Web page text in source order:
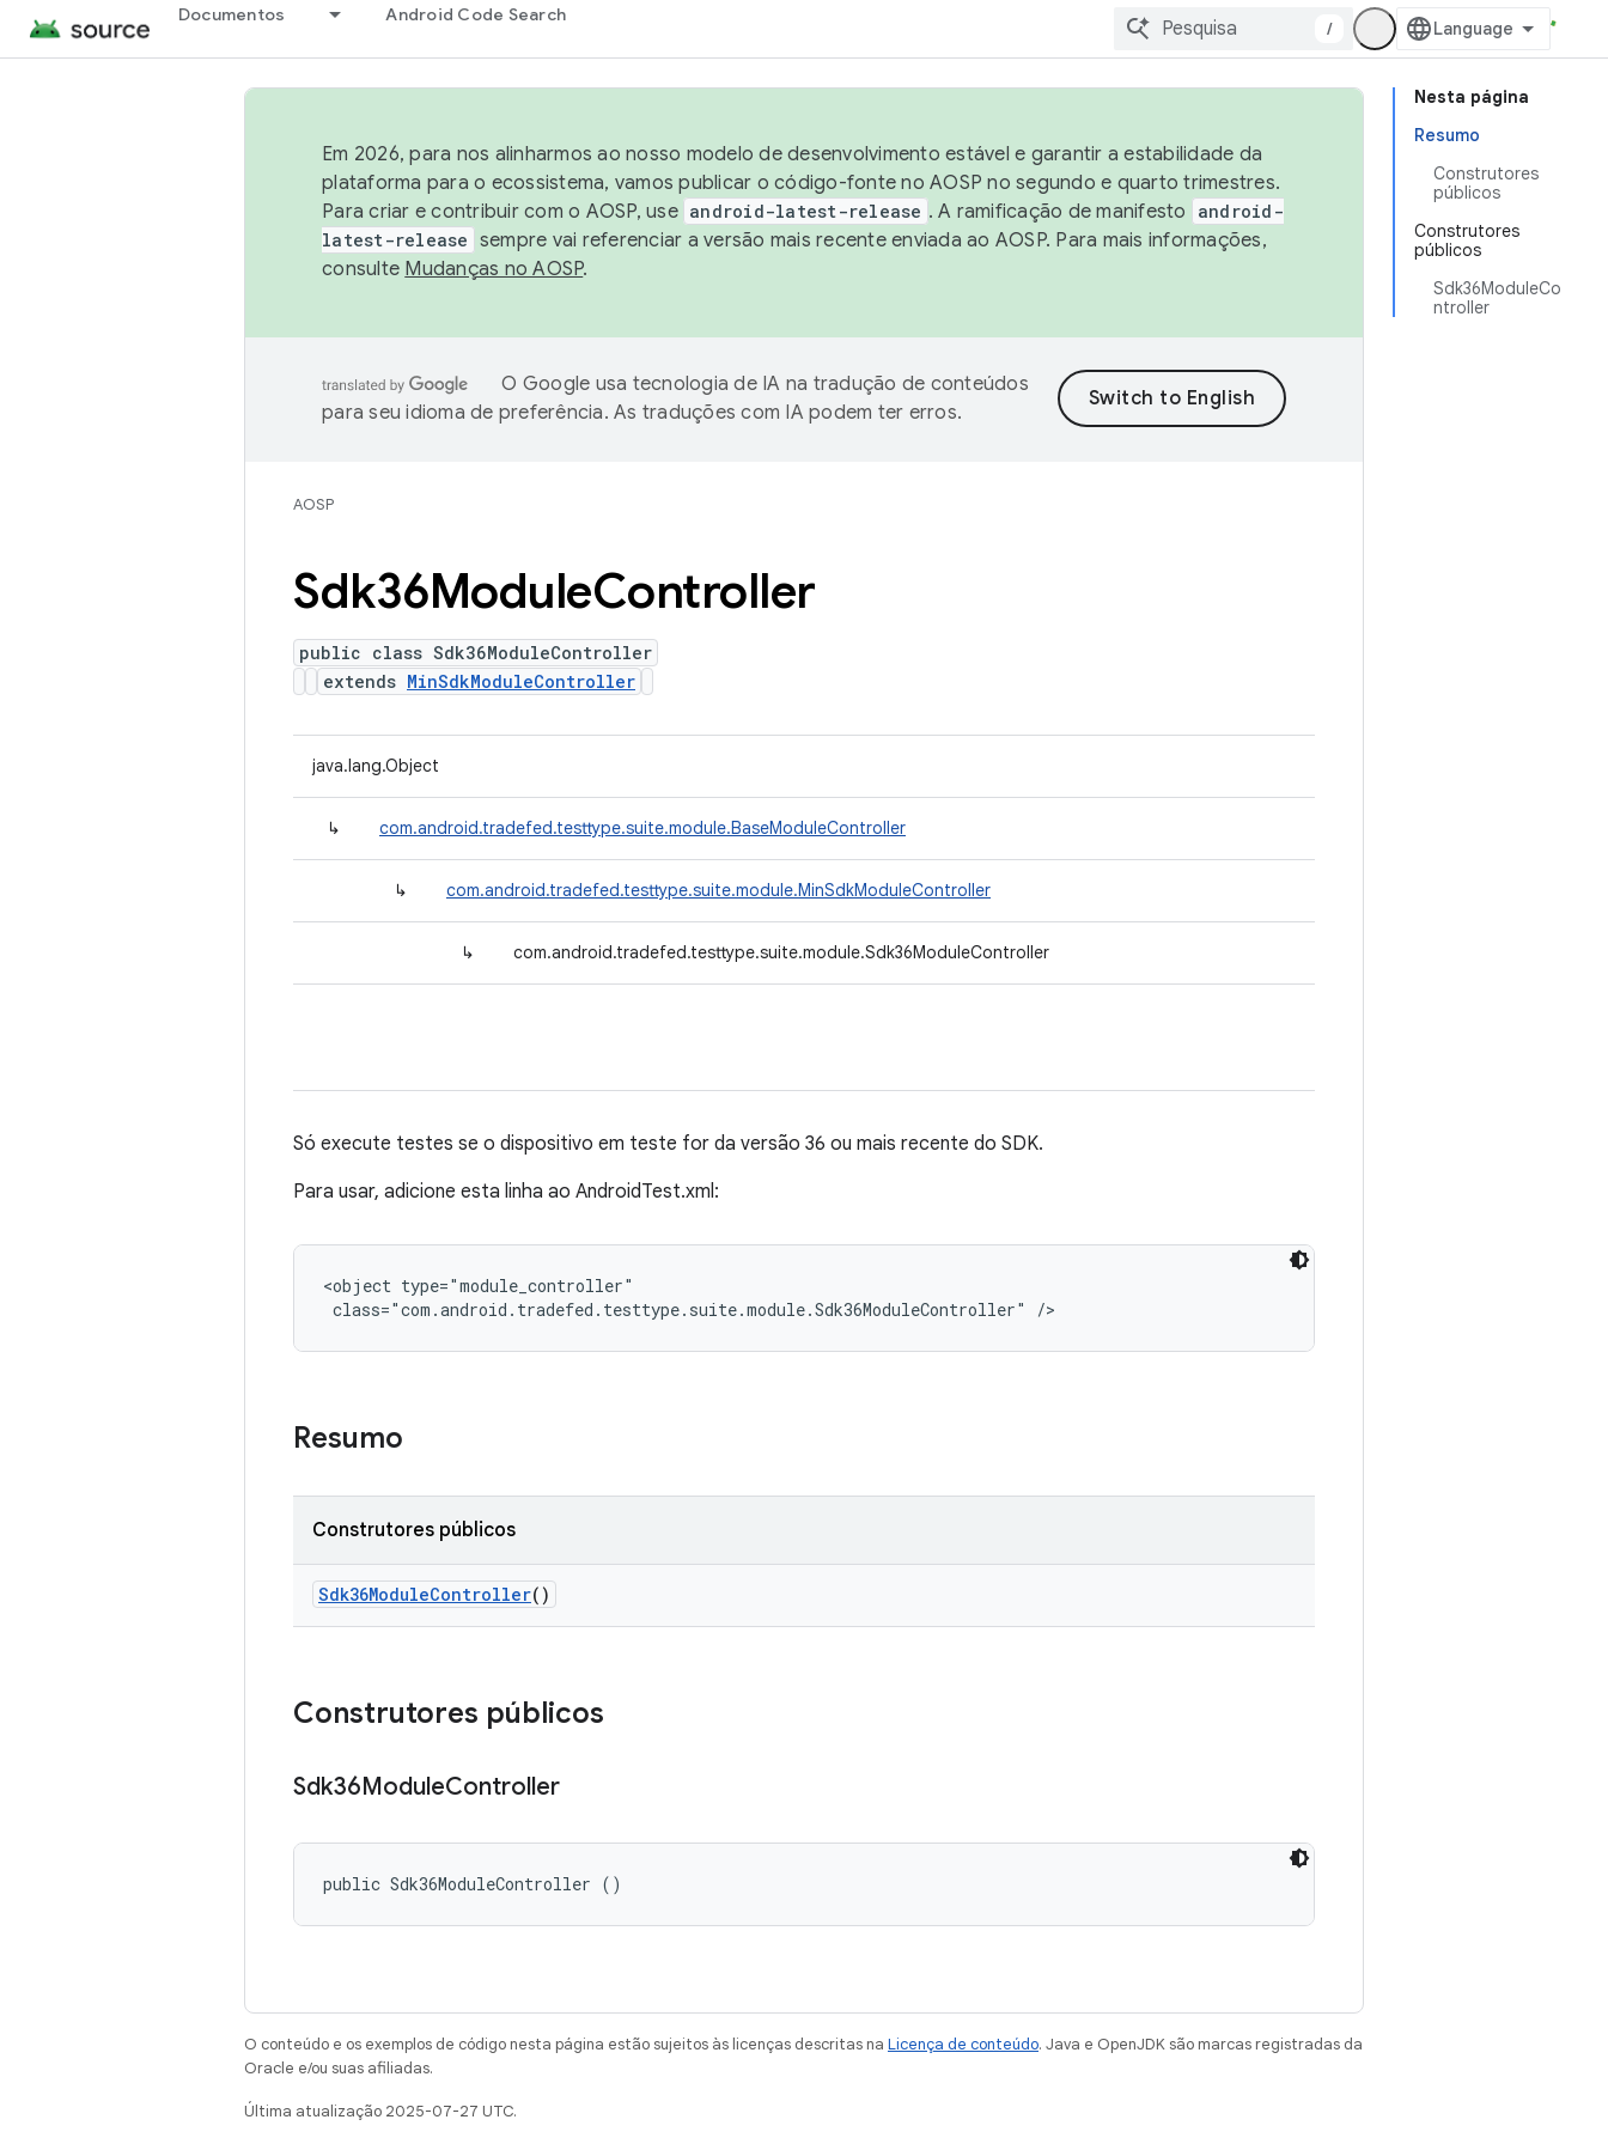
Documentos Android Code Search
/
Nesta página
Resumo
Construtores
públicos
Construtores
públicos
Sdk36ModuleCo
ntroller
Em 2026, para nos alinharmos ao nosso modelo de desenvolvimento estável e garantir a estabilidade da
plataforma para o ecossistema, vamos publicar o código-fonte no AOSP no segundo e quarto trimestres.
Para criar e contribuir com o AOSP, use android-latest-release . A ramificação de manifesto
android-
latest-release sempre vai referenciar a versão mais recente enviada ao AOSP. Para mais informações,
consulte Mudanças no AOSP.
O Google usa tecnologia de IA na tradução de conteúdos
para seu idioma de preferência. As traduções com IA podem ter erros.
AOSP
Sdk36ModuleController
public class Sdk36ModuleController
extends MinSdkModuleController
java.lang.Object
↳ com.android.tradefed.testtype.suite.module.BaseModuleController
↳ com.android.tradefed.testtype.suite.module.MinSdkModuleController
↳ com.android.tradefed.testtype.suite.module.Sdk36ModuleController
Só execute testes se o dispositivo em teste for da versão 36 ou mais recente do SDK.
Para usar, adicione esta linha ao AndroidTest.xml:
<object type="module_controller"
class="com.android.tradefed.testtype.suite.module.Sdk36ModuleController" />
Resumo
Construtores públicos
Sdk36ModuleController()
Construtores públicos
Sdk36ModuleController
public Sdk36ModuleController ()
O conteúdo e os exemplos de código nesta página estão sujeitos às licenças descritas na Licença de conteúdo. Java e OpenJDK são marcas registradas da
Oracle e/ou suas afiliadas.
Última atualização 2025-07-27 UTC.